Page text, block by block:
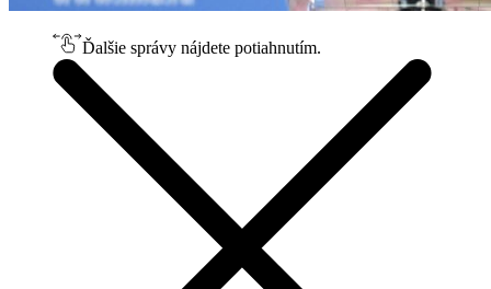
Ďalšie správy nájdete potiahnutím.